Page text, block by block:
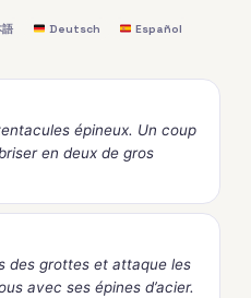
語 Deutsch
Español
épineux. Un coup
en deux de gros
des grottes et attaque les
avec ses épines d’acier.